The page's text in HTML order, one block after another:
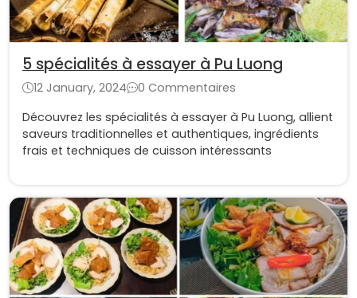
5 spécialités à essayer à Pu Luong
12 January, 2024
0 Commentaires
Découvrez les spécialités à essayer à Pu Luong, allient
saveurs traditionnelles et authentiques, ingrédients
frais et techniques de cuisson intéressants